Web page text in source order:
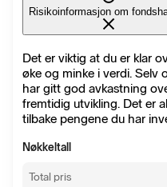
Risikoinformasjon om
Det er viktig at du er klar
øke og minke i verdi. Selv
har gitt god avkastning
fremtidig utvikling. Det er
tilbake pengene du har
Nøkkeltall
Total pris